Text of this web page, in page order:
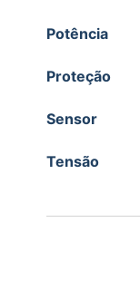
Potência
Proteção
Sensor
Tensão